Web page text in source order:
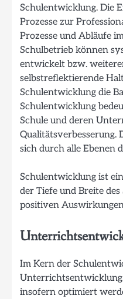
Schulentwicklung. Die
Prozesse zur
Prozesse und Abläufe
Schulbetrieb können
entwickelt bzw.
selbstreflektierende
Schulentwicklung die
Schulentwicklung
Schule und deren
Qualitätsverbesserung.
sich durch alle Ebenen
Schulentwicklung ist
der Tiefe und Breite
positiven
Im Kern der
insofern optimiert